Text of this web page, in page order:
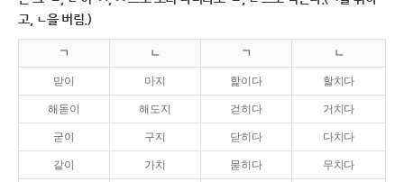
고, ㄴ을 버림.)
ㄱ ㄴ ㄱ ㄴ
맏이 마지 핥이다 할치다
해돋이 해도지 걷히다 거치다
굳이 구지 닫히다 다치다
같이 가치 묻히다 무치다